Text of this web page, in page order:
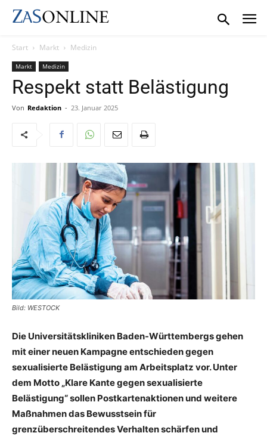
Start Markt Medizin
Markt Medizin
Respekt statt Belästigung
Von Redaktion - 23. Januar 2025
Bild: WESTOCK
Die Universitätskliniken Baden-Württembergs gehen
mit einer neuen Kampagne entschieden gegen
sexualisierte Belästigung am Arbeitsplatz vor. Unter
dem Motto „Klare Kante gegen sexualisierte
Belästigung“ sollen Postkartenaktionen und weitere
Maßnahmen das Bewusstsein für
grenzüberschreitendes Verhalten schärfen und